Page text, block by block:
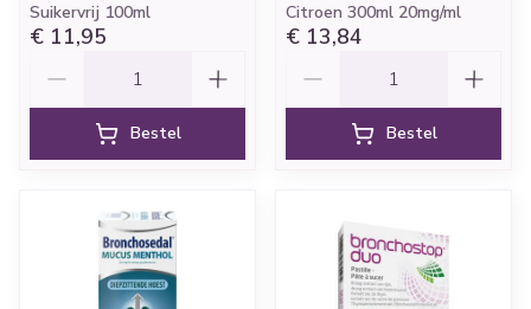
Suikervrij 100ml
€ 11,95
Bestel
Citroen 300ml 20mg/ml
€ 13,84
Bestel